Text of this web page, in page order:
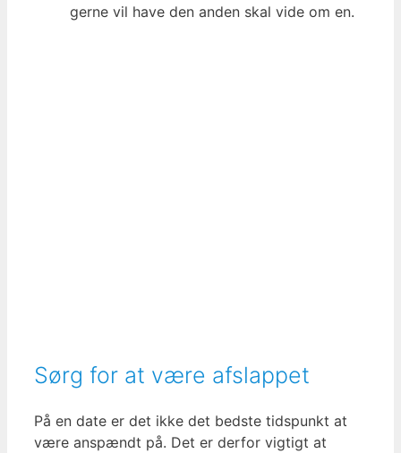
gerne vil have den anden skal vide om en.
Sørg for at være afslappet
På en date er det ikke det bedste tidspunkt at
være anspændt på. Det er derfor vigtigt at